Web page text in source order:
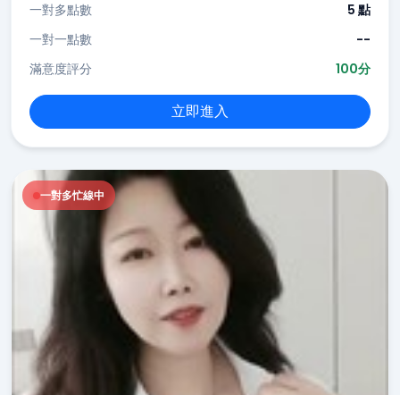
一對多點數
5 點
一對一點數
--
滿意度評分
100分
立即進入
一對多忙線中